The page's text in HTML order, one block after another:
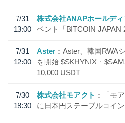
7/31
13:00
株式会社ANAPホールディ
ベント「BITCOIN JAPAN
7/31
12:00
Aster
Aster、韓国RWA
を開始 $SKHYNIX・
10,000 USDT
7/30
18:30
株式会社モアクト
「モ
に日本円ステーブルコイ